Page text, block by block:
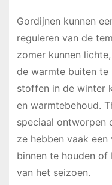
Gordijnen kunnen
reguleren van de
zomer kunnen
de warmte buiten
stoffen in de winter
en warmtebehoud.
speciaal ontworpen
ze hebben vaak
binnen te houden of
van het seizoen.